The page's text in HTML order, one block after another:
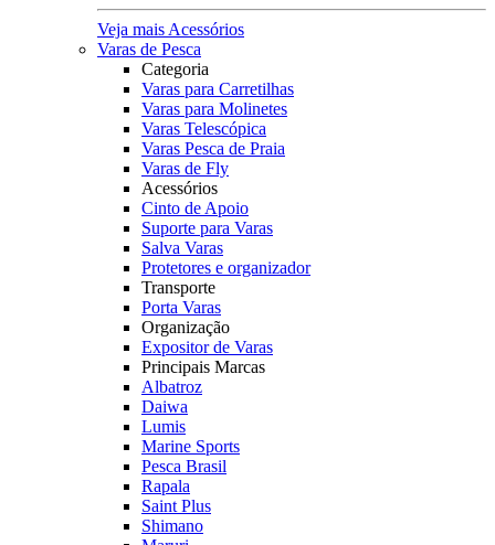
Veja mais Acessórios
Varas de Pesca
Categoria
Varas para Carretilhas
Varas para Molinetes
Varas Telescópica
Varas Pesca de Praia
Varas de Fly
Acessórios
Cinto de Apoio
Suporte para Varas
Salva Varas
Protetores e organizador
Transporte
Porta Varas
Organização
Expositor de Varas
Principais Marcas
Albatroz
Daiwa
Lumis
Marine Sports
Pesca Brasil
Rapala
Saint Plus
Shimano